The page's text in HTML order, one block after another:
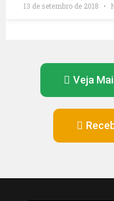
13 de setembro de 2018
Veja